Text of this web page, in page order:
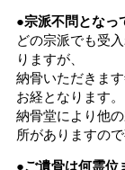
●宗派不問となっ
どの宗派でも受
りますが、
納骨いただきま
お経となります。
納骨堂により他
所がありますの
●ご遺骨は何霊位